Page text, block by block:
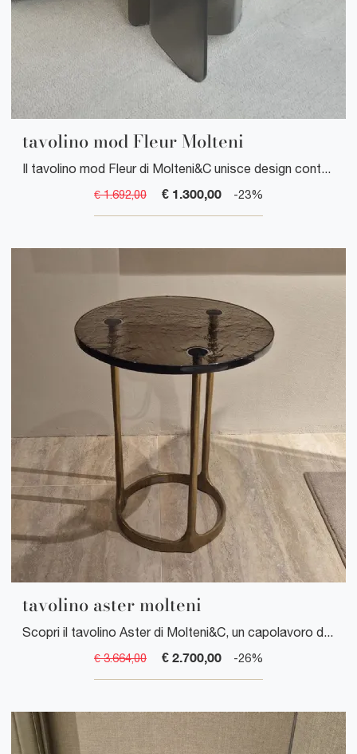
tavolino mod Fleur Molteni
Il tavolino mod Fleur di Molteni&C unisce design contemporaneo e funzionalità, perfetto per arricchire ogni ambiente con stile e raffinatezza.
€ 1.692,00 € 1.300,00 -23%
tavolino aster molteni
Scopri il tavolino Aster di Molteni&C, un capolavoro di design contemporaneo che unisce eleganza minimalista e funzionalità impeccabile per ogni ...
€ 3.664,00 € 2.700,00 -26%